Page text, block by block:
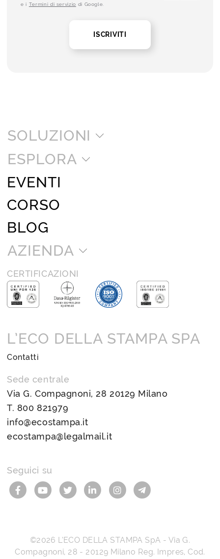
e i Termini di servizio di Google.
ISCRIVITI
SOLUZIONI
ESPLORA
EVENTI
CORSO
BLOG
AZIENDA
CERTIFICAZIONI
L’ECO DELLA STAMPA SPA
Contatti
Sede centrale
Via G. Compagnoni, 28 20129 Milano
T. 800 821979
info@ecostampa.it
ecostampa@legalmail.it
Seguici su
©2026 L’ECO DELLA STAMPA SpA - Via G.
Compagnoni, 28 - 20129 Milano Reg. Impres, Cod.